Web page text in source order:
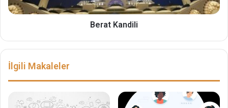
Berat Kandili
İlgili Makaleler